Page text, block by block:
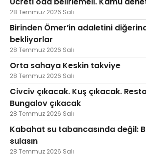
28 Temmuz 2026 Salı
Birinden Ömer’in adaletini
bekliyorlar
28 Temmuz 2026 Salı
Orta sahaya Keskin takviye
28 Temmuz 2026 Salı
Civciv çıkacak. Kuş çıkacak.
Bungalov çıkacak
28 Temmuz 2026 Salı
Kabahat su tabancasında değil:
sulasın
28 Temmuz 2026 Salı